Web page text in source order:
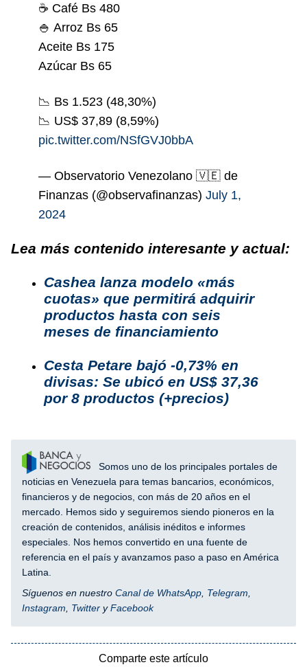
☕️ Café Bs 480
🍚 Arroz Bs 65
Aceite Bs 175
Azúcar Bs 65
📉 Bs 1.523 (48,30%)
📉 US$ 37,89 (8,59%)
pic.twitter.com/NSfGVJ0bbA
— Observatorio Venezolano 🇻🇪 de
Finanzas (@observafinanzas) July 1,
2024
Lea más contenido interesante y actual:
Cashea lanza modelo «más
cuotas» que permitirá adquirir
productos hasta con seis
meses de financiamiento
Cesta Petare bajó -0,73% en
divisas: Se ubicó en US$ 37,36
por 8 productos (+precios)
Somos uno de los principales portales de
noticias en Venezuela para temas bancarios, económicos,
financieros y de negocios, con más de 20 años en el
mercado. Hemos sido y seguiremos siendo pioneros en la
creación de contenidos, análisis inéditos e informes
especiales. Nos hemos convertido en una fuente de
referencia en el país y avanzamos paso a paso en América
Latina.
Síguenos en nuestro Canal de WhatsApp Telegram
Instagram
Twitter yFacebook
Comparte este artículo